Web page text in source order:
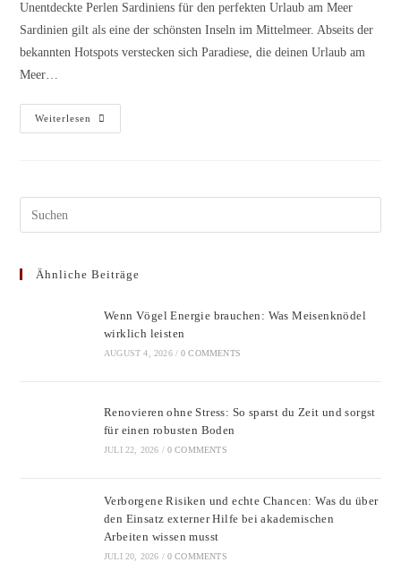
Unentdeckte Perlen Sardiniens für den perfekten Urlaub am Meer
Sardinien gilt als eine der schönsten Inseln im Mittelmeer. Abseits der
bekannten Hotspots verstecken sich Paradiese, die deinen Urlaub am
Meer…
Weiterlesen
Sardinien
Entdecken:
Deinen
Meer
Ähnliche Beiträge
Wenn Vögel Energie brauchen: Was Meisenknödel
wirklich leisten
AUGUST 4, 2026 / 0 COMMENTS
Renovieren ohne Stress: So sparst du Zeit und sorgst
für einen robusten Boden
JULI 22, 2026 / 0 COMMENTS
Verborgene Risiken und echte Chancen: Was du über
den Einsatz externer Hilfe bei akademischen
Arbeiten wissen musst
JULI 20, 2026 / 0 COMMENTS